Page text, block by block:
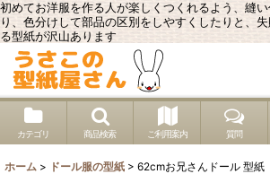
初めてお洋服を作る人が楽しくつくれるよう、縫
り、色分けして部品の区別をしやすくしたりと、
る型紙が沢山あります
カテゴリ 商品検索 ご利用案内 質問
ホーム > ドール服の型紙 > 62cmお兄さんドール 型紙